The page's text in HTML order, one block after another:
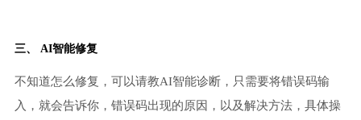
三、 AI智能修复
不知道怎么修复，可以请教AI智能诊断，只需要将错误码输
入，就会告诉你，错误码出现的原因，以及解决方法，具体操